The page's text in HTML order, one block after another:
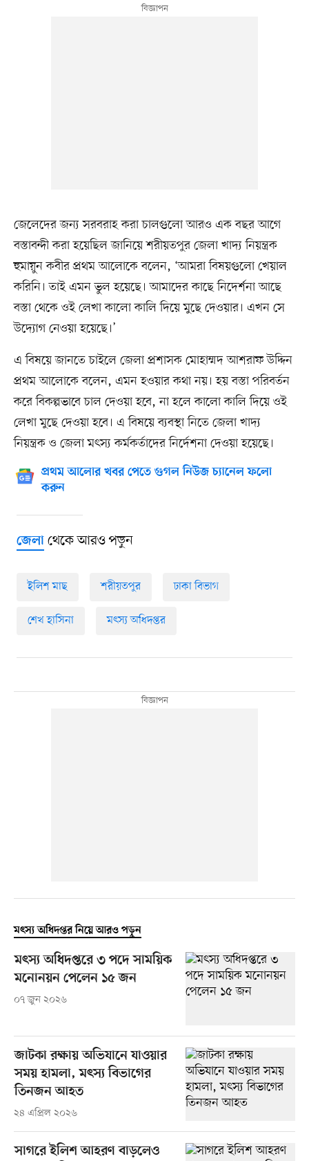
জেলেদের জন্য সরবরাহ করা চালগুলো আরও এক বছর আগে
বস্তাবন্দী করা হয়েছিল জানিয়ে শরীয়তপুর জেলা খাদ্য নিয়ন্ত্রক
হুমায়ুন কবীর প্রথম আলোকে বলেন, ‘আমরা বিষয়গুলো খেয়াল
করিনি। তাই এমন ভুল হয়েছে। আমাদের কাছে নিদের্শনা আছে
বস্তা থেকে ওই লেখা কালো কালি দিয়ে মুছে দেওয়ার। এখন সে
উদ্যোগ নেওয়া হয়েছে।’
এ বিষয়ে জানতে চাইলে জেলা প্রশাসক মোহাম্মদ আশরাফ উদ্দিন
প্রথম আলোকে বলেন, এমন হওয়ার কথা নয়। হয় বস্তা পরিবর্তন
করে বিকল্পভাবে চাল দেওয়া হবে, না হলে কালো কালি দিয়ে ওই
লেখা মুছে দেওয়া হবে। এ বিষয়ে ব্যবস্থা নিতে জেলা খাদ্য
নিয়ন্ত্রক ও জেলা মৎস্য কর্মকর্তাদের নির্দেশনা দেওয়া হয়েছে।
প্রথম আলোর খবর পেতে গুগল নিউজ চ্যানেল ফলো
করুন
জেলাথেকে আরও পড়ুন
ইলিশ মাছ শরীয়তপুর ঢাকা বিভাগ
শেখ হাসিনা মৎস্য অধিদপ্তর
মৎস্য অধিদপ্তর নিয়ে আরও পড়ুন
মৎস্য অধিদপ্তরে ৩ পদে সাময়িক
মনোনয়ন পেলেন ১৫ জন
০৭ জুন ২০২৬
জাটকা রক্ষায় অভিযানে যাওয়ার
সময় হামলা, মৎস্য বিভাগের
তিনজন আহত
২৪ এপ্রিল ২০২৬
সাগরে ইলিশ আহরণ বাড়লেও